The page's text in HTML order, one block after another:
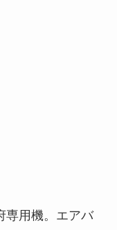
専用機。エアバ